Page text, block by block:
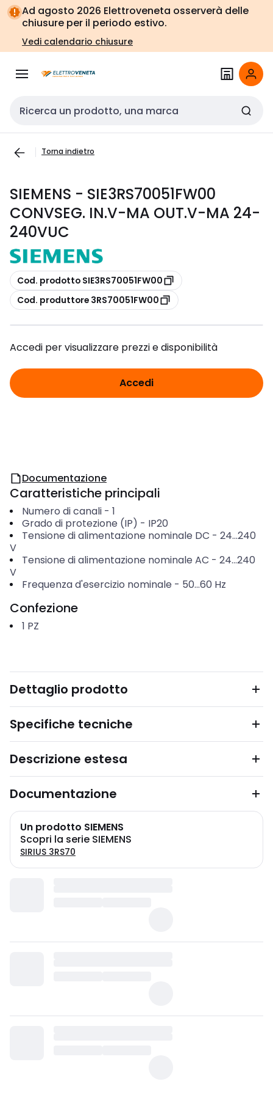
Vai alla
navigazione
Vai
alla
pagina
Ad agosto 2026 Elettroveneta osserverà delle
chiusure per il periodo estivo.
Vedi calendario chiusure
Cerca input
Torna indietro
SIEMENS - SIE3RS70051FW00
CONVSEG. IN.V-MA OUT.V-MA 24-
240VUC
copia
Cod. prodotto SIE3RS70051FW00
copia
Cod. produttore 3RS70051FW00
Accedi per visualizzare prezzi e disponibilità
Accedi
Documentazione
Caratteristiche principali
Numero di canali- 1
Grado di protezione (IP) - IP20
Tensione di alimentazione nominale DC - 24...240
V
Tensione di alimentazione nominale AC - 24...240
V
Frequenza d'esercizio nominale - 50...60 Hz
Confezione
1 PZ
Dettaglio prodotto
Specifiche tecniche
Descrizione estesa
Documentazione
Un prodotto SIEMENS
Scopri la serie SIEMENS
SIRIUS 3RS70